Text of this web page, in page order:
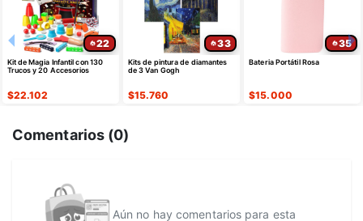
22
Kit de Magia Infantil con 130
Trucos y 20 Accesorios
$22.102
33
Kits de pintura de diamantes
de 3 Van Gogh
$15.760
35
Bateria Portátil Rosa
$15.000
Comentarios (0)
Aún no hay comentarios para esta